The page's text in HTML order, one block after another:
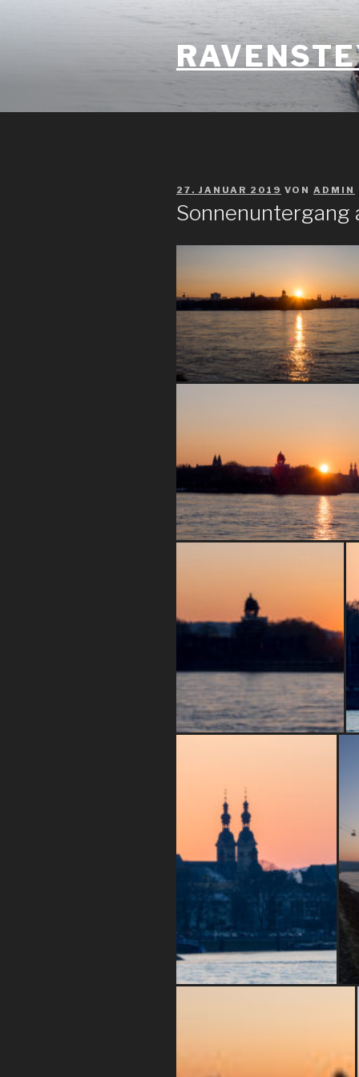
VERÖFFENTLICHT
AM
27. JANUAR 2019 VON ADMIN
Sonnenuntergang